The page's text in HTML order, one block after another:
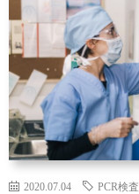
2020.07.04 PCR検査